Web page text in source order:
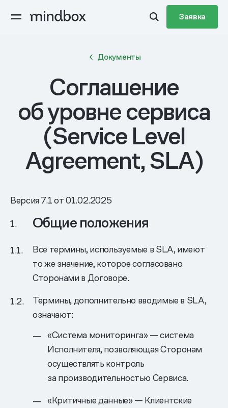
Заявка
Документы
Соглашение
об уровне сервиса
(Service Level
Agreement, SLA)
Версия 7.1 от 01.02.2025
Общие положения
Все термины, используемые в SLA, имеют
то же значение, которое согласовано
Сторонами в Договоре.
Термины, дополнительно вводимые в SLA,
означают:
«Система мониторинга» — система
Исполнителя, позволяющая Сторонам
осуществлять контроль
за производительностью Сервиса.
«Критичные данные» — Клиентские